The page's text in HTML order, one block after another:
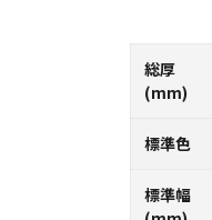
総厚
(mm)
標準色
標準幅